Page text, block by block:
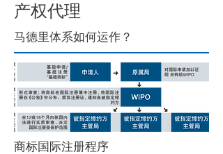
产权代理
马德里体系如何运作？
商标国际注册程序